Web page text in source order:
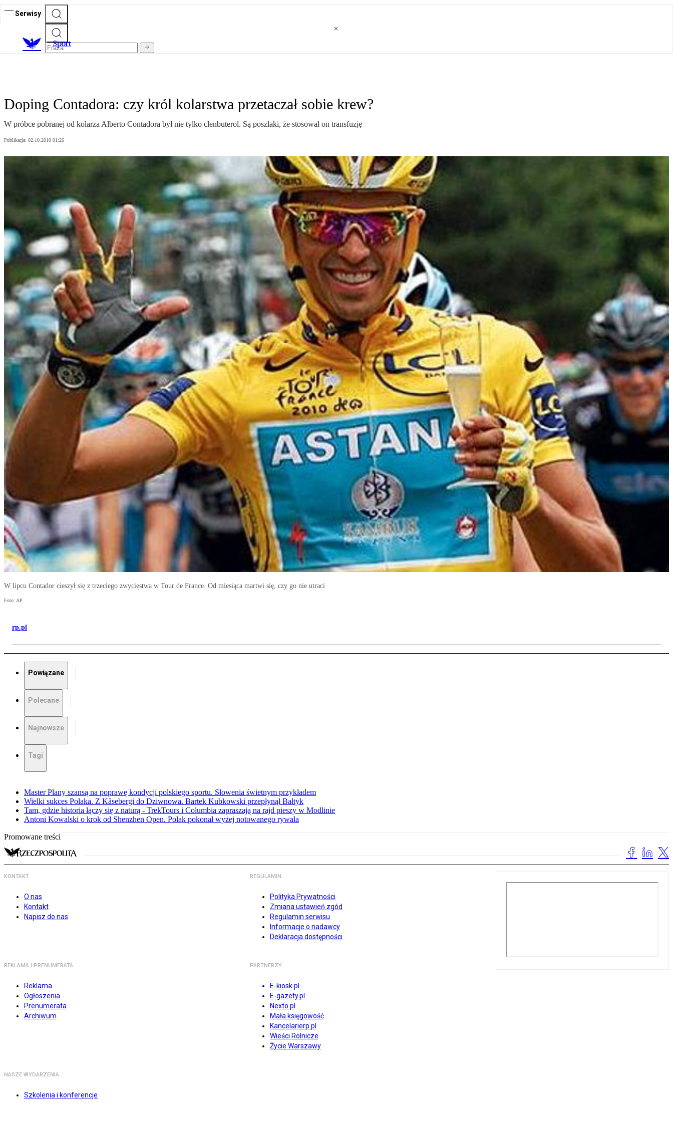
Serwisy
Sport
Doping Contadora: czy król kolarstwa przetaczał sobie krew?
W próbce pobranej od kolarza Alberto Contadora był nie tylko clenbuterol. Są poszlaki, że stosował on transfuzję
Publikacja: 02.10.2010 01:26
W lipcu Contador cieszył się z trzeciego zwycięstwa w Tour de France. Od miesiąca martwi się, czy go nie utraci
Foto: AP
rp.pl
Powiązane
Polecane
Najnowsze
Tagi
Master Plany szansą na poprawę kondycji polskiego sportu. Słowenia świetnym przykładem
Wielki sukces Polaka. Z Kåsebergi do Dziwnowa. Bartek Kubkowski przepłynął Bałtyk
Tam, gdzie historia łączy się z naturą - TrekTours i Columbia zapraszają na rajd pieszy w Modlinie
Antoni Kowalski o krok od Shenzhen Open. Polak pokonał wyżej notowanego rywala
Promowane treści
KONTAKT
O nas
Kontakt
Napisz do nas
REGULAMIN
Polityka Prywatności
Zmiana ustawień zgód
Regulamin serwisu
Informacje o nadawcy
Deklaracja dostępności
REKLAMA I PRENUMERATA
Reklama
Ogłoszenia
Prenumerata
Archiwum
PARTNERZY
E-kiosk.pl
E-gazety.pl
Nexto.pl
Mała księgowość
Kancelarierp.pl
Wieści Rolnicze
Życie Warszawy
NASZE WYDARZENIA
Szkolenia i konferencje